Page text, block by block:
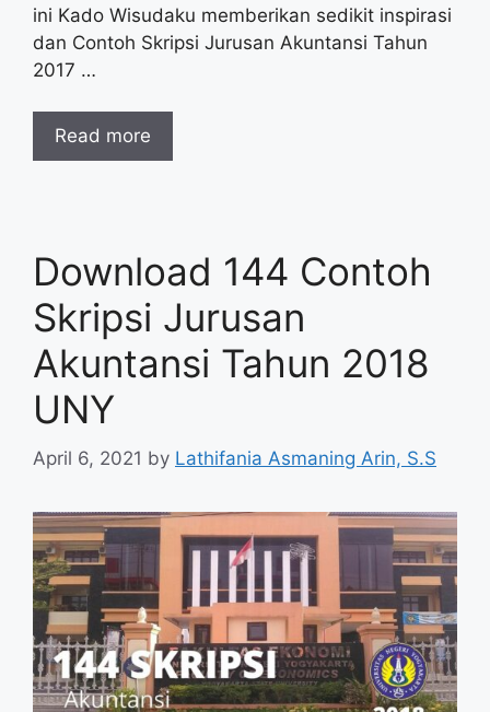
ini Kado Wisudaku memberikan sedikit inspirasi
dan Contoh Skripsi Jurusan Akuntansi Tahun
2017 …
Read more
Download 144 Contoh
Skripsi Jurusan
Akuntansi Tahun 2018
UNY
April 6, 2021 by Lathifania Asmaning Arin, S.S